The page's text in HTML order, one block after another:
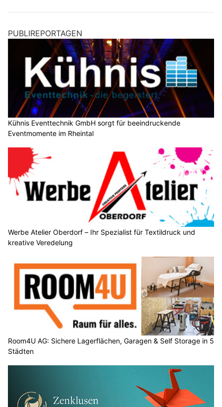
PUBLIREPORTAGEN
Kühnis Eventtechnik GmbH sorgt für beeindruckende
Eventmomente im Rheintal
Werbe Atelier Oberdorf – Ihr Spezialist für Textildruck und
kreative Veredelung
Room4U AG: Sichere Lagerflächen, Garagen & Self Storage in 5
Städten